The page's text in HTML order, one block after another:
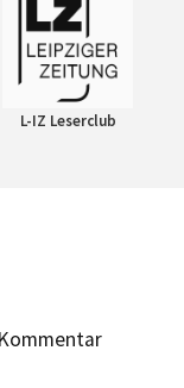
L-IZ Leserclub